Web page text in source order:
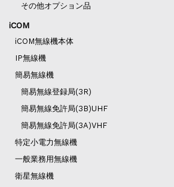
その他オプション品
iCOM
iCOM無線機本体
IP無線機
簡易無線機
簡易無線登録局(3R)
簡易無線免許局(3B)UHF
簡易無線免許局(3A)VHF
特定小電力無線機
一般業務用無線機
衛星無線機